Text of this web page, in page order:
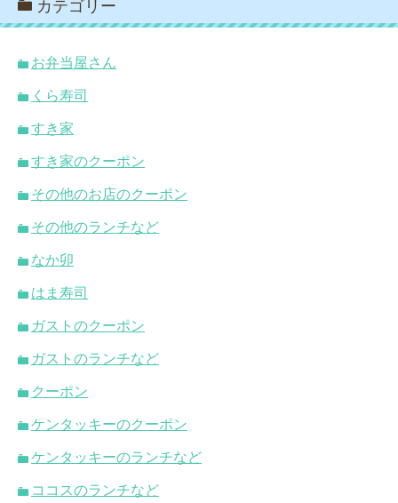
カテゴリー
お弁当屋さん
くら寿司
すき家
すき家のクーポン
その他のお店のクーポン
その他のランチなど
なか卯
はま寿司
ガストのクーポン
ガストのランチなど
クーポン
ケンタッキーのクーポン
ケンタッキーのランチなど
ココスのランチなど